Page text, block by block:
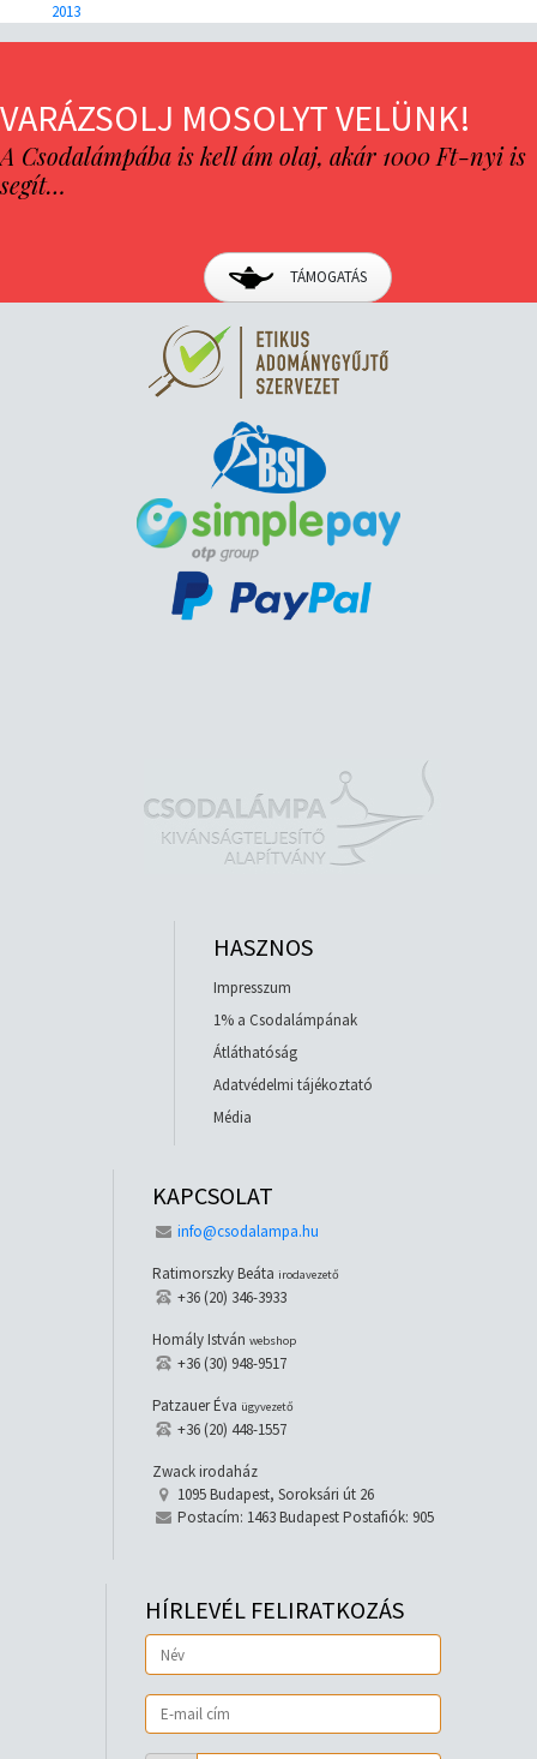
2013
VARÁZSOLJ MOSOLYT VELÜNK!
A Csodalámpába is kell ám olaj, akár 1000 Ft-nyi is
segít…
TÁMOGATÁS
HASZNOS
Impresszum
1% a Csodalámpának
Átláthatóság
Adatvédelmi tájékoztató
Média
KAPCSOLAT
info@csodalampa.hu
Ratimorszky Beáta irodavezető
+36 (20) 346-3933
Homály István webshop
+36 (30) 948-9517
Patzauer Éva ügyvezető
+36 (20) 448-1557
Zwack irodaház
1095 Budapest, Soroksári út 26
Postacím: 1463 Budapest Postafiók: 905
HÍRLEVÉL FELIRATKOZÁS